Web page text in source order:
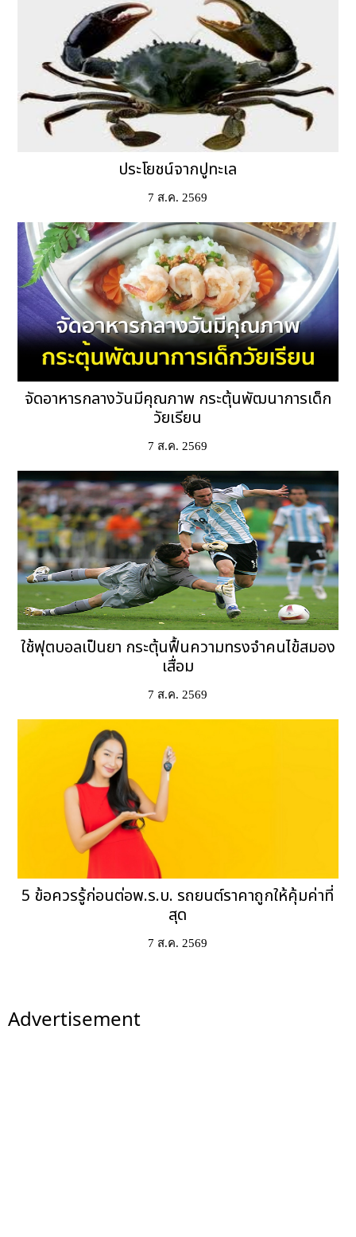
ประโยชน์จากปูทะเล
7 ส.ค. 2569
จัดอาหารกลางวันมีคุณภาพ กระตุ้นพัฒนาการเด็ก
วัยเรียน
7 ส.ค. 2569
ใช้ฟุตบอลเป็นยา กระตุ้นฟื้นความทรงจำคนไข้สมอง
เสื่อม
7 ส.ค. 2569
5 ข้อควรรู้ก่อนต่อพ.ร.บ. รถยนต์ราคาถูกให้คุ้มค่าที่
สุด
7 ส.ค. 2569
Advertisement